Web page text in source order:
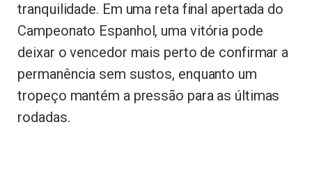
tranquilidade. Em uma reta final apertada do
Campeonato Espanhol, uma vitória pode
deixar o vencedor mais perto de confirmar a
permanência sem sustos, enquanto um
tropeço mantém a pressão para as últimas
rodadas.